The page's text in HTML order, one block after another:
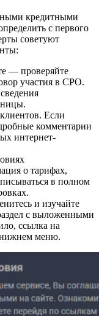
кредитными
с первого
советуют
— проверяйте
участия в СРО.
Если
комментарии
интернет-
о тарифах,
в полном
и изучайте
с выложенными
ссылка на
нижнем меню.